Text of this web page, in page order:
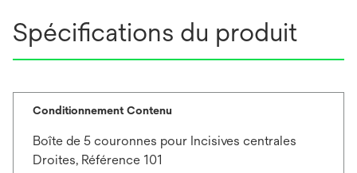
Spécifications du produit
Conditionnement Contenu
Boîte de 5 couronnes pour Incisives centrales
Droites, Référence 101